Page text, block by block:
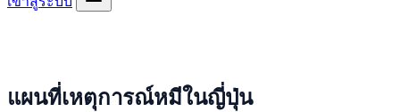
แผนที่เหตุการณ์หมีในญี่ปุ่น